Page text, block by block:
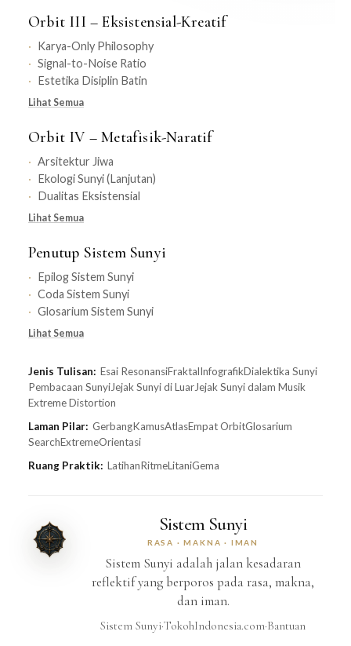
Orbit III – Eksistensial-Kreatif
Karya-Only Philosophy
Signal-to-Noise Ratio
Estetika Disiplin Batin
Lihat Semua
Orbit IV – Metafisik-Naratif
Arsitektur Jiwa
Ekologi Sunyi (Lanjutan)
Dualitas Eksistensial
Lihat Semua
Penutup Sistem Sunyi
Epilog Sistem Sunyi
Coda Sistem Sunyi
Glosarium Sistem Sunyi
Lihat Semua
Jenis Tulisan: Esai ResonansiFraktalInfografikDialektika Sunyi
Pembacaan SunyiJejak Sunyi di LuarJejak Sunyi dalam Musik
Extreme Distortion
Laman Pilar: GerbangKamusAtlasEmpat OrbitGlosarium
SearchExtremeOrientasi
Ruang Praktik: LatihanRitmeLitaniGema
Sistem Sunyi
RASA · MAKNA · IMAN
Sistem Sunyi adalah jalan kesadaran
reflektif yang berporos pada rasa, makna,
dan iman.
Sistem Sunyi·TokohIndonesia.com·Bantuan